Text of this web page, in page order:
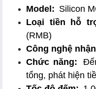
Model: Silicon
Loại tiền hỗ
(RMB)
Công nghệ
Chức năng:
tổng, phát hiện